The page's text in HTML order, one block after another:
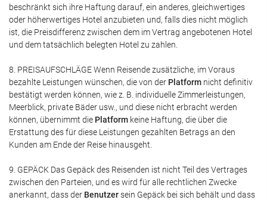
beschränkt sich ihre Haftung darauf, ein anderes, gleichwertiges
oder höherwertiges Hotel anzubieten und, falls dies nicht möglich
ist, die Preisdifferenz zwischen dem im Vertrag angebotenen Hotel
und dem tatsächlich belegten Hotel zu zahlen.
8. PREISAUFSCHLÄGE Wenn Reisende zusätzliche, im Voraus
bezahlte Leistungen wünschen, die von der Platform nicht definitiv
bestätigt werden können, wie z. B. individuelle Zimmerleistungen,
Meerblick, private Bäder usw., und diese nicht erbracht werden
können, übernimmt die Platform keine Haftung, die über die
Erstattung des für diese Leistungen gezahlten Betrags an den
Kunden am Ende der Reise hinausgeht.
9. GEPÄCK Das Gepäck des Reisenden ist nicht Teil des Vertrages
zwischen den Parteien, und es wird für alle rechtlichen Zwecke
anerkannt, dass der Benutzersein Gepäck bei sich behält und dass